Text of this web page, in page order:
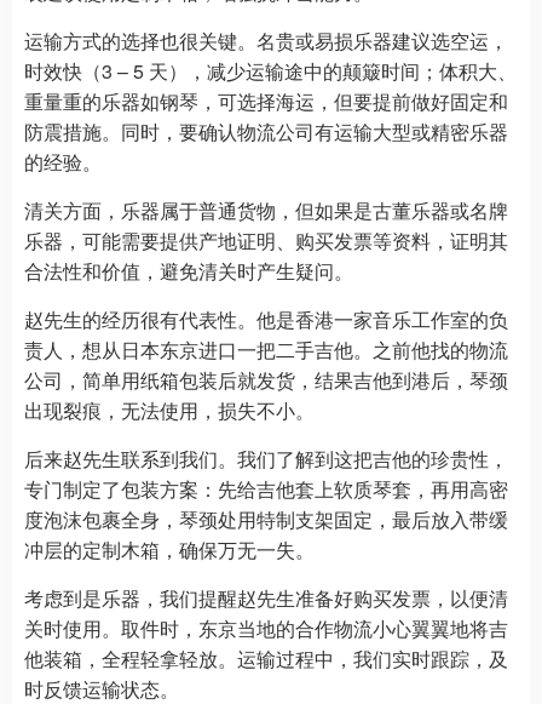
运输方式的选择也很关键。名贵或易损乐器建议选空运，
时效快（3 – 5 天），减少运输途中的颠簸时间；体积大、
重量重的乐器如钢琴，可选择海运，但要提前做好固定和
防震措施。同时，要确认物流公司有运输大型或精密乐器
的经验。
清关方面，乐器属于普通货物，但如果是古董乐器或名牌
乐器，可能需要提供产地证明、购买发票等资料，证明其
合法性和价值，避免清关时产生疑问。
赵先生的经历很有代表性。他是香港一家音乐工作室的负
责人，想从日本东京进口一把二手吉他。之前他找的物流
公司，简单用纸箱包装后就发货，结果吉他到港后，琴颈
出现裂痕，无法使用，损失不小。
后来赵先生联系到我们。我们了解到这把吉他的珍贵性，
专门制定了包装方案：先给吉他套上软质琴套，再用高密
度泡沫包裹全身，琴颈处用特制支架固定，最后放入带缓
冲层的定制木箱，确保万无一失。
考虑到是乐器，我们提醒赵先生准备好购买发票，以便清
关时使用。取件时，东京当地的合作物流小心翼翼地将吉
他装箱，全程轻拿轻放。运输过程中，我们实时跟踪，及
时反馈运输状态。